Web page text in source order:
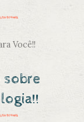
Você!!
sobre